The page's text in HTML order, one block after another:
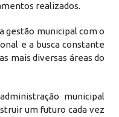
realizados.
gestão municipal com o
e a busca constante
mais diversas áreas do
municipal
um futuro cada vez